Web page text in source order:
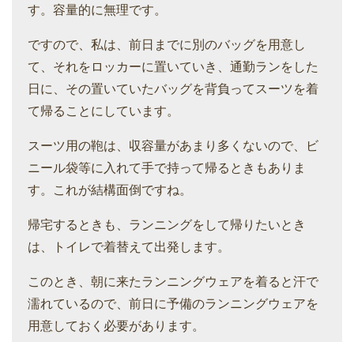
す。容量的に無理です。
ですので、私は、前日までに別のバッグを用意し
て、それをロッカーに置いていき、通勤ランをした
日に、その置いていたバッグを背負ってスーツを着
て帰ることにしています。
スーツ用の鞄は、収容量があまり多くないので、ビ
ニール袋等に入れて手で持って帰るときもありま
す。これが結構面倒ですね。
帰宅するときも、ランニングをして帰りたいとき
は、トイレで着替えて出発します。
このとき、朝に来たランニングウェアを着ると汗で
濡れているので、前日に予備のランニングウェアを
用意しておく必要があります。